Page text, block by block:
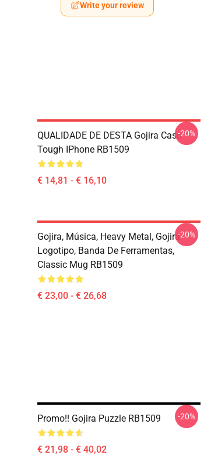
Write your review
QUALIDADE DE DESTA Gojira Caso
Tough IPhone RB1509
€ 14,81 - € 16,10
-20%
Gojira, Música, Heavy Metal, Gojira
Logotipo, Banda De Ferramentas,
Classic Mug RB1509
€ 23,00 - € 26,68
-20%
Promo!! Gojira Puzzle RB1509
€ 21,98 - € 40,02
-20%